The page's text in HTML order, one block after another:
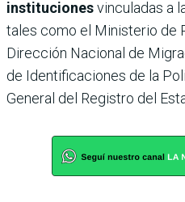
institucionesvinculadas a
tales como el Ministerio de
Dirección Nacional de
de Identificaciones de la
General del Registro del